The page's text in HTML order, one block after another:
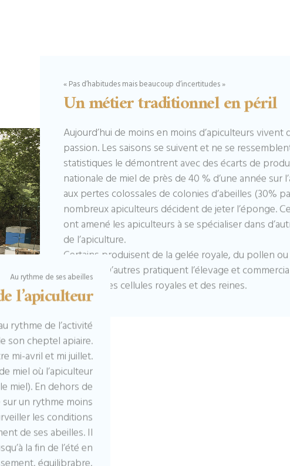
« Pas d’habitudes mais beaucoup d’incertitudes »
Un métier traditionnel en péril
Aujourd’hui de moins en moins d’apiculteurs vivent
passion. Les saisons se suivent et ne se
statistiques le démontrent avec des écarts de
nationale de miel de près de 40 % d’une année sur
aux pertes colossales de colonies d’abeilles (30%
nombreux apiculteurs décident de jeter l’éponge.
ont amené les apiculteurs à se spécialiser dans
de l’apiculture.
Certains produisent de la gelée royale, du pollen
propolis. D’autres pratiquent l’élevage et
essaims, des cellules royales et des reines.
Au rythme de ses abeilles
l’apiculteur
rythme de l’activité
son cheptel apiaire.
mi-avril et mi juillet.
miel où l’apiculteur
miel). En dehors de
sur un rythme moins
les conditions
de ses abeilles. Il
la fin de l’été en